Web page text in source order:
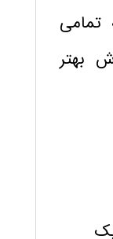
تمامی
بهتر